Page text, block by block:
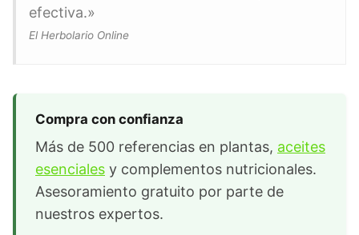
efectiva.»
El Herbolario Online
Compra con confianza
Más de 500 referencias en plantas, aceites
esenciales y complementos nutricionales.
Asesoramiento gratuito por parte de
nuestros expertos.